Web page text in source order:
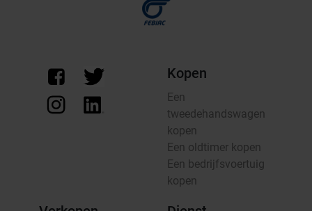
Kopen
Een
tweedehandswagen
kopen
Een oldtimer kopen
Een bedrijfsvoertuig
kopen